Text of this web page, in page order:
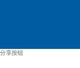
分享按钮